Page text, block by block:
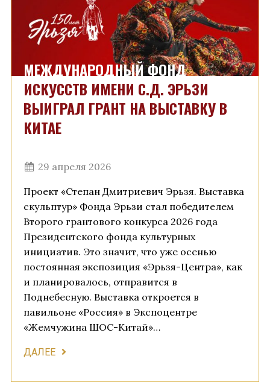
МЕЖДУНАРОДНЫЙ ФОНД
ИСКУССТВ ИМЕНИ С.Д. ЭРЬЗИ
ВЫИГРАЛ ГРАНТ НА ВЫСТАВКУ В
КИТАЕ
29 апреля 2026
Проект «Степан Дмитриевич Эрьзя. Выставка
скульптур» Фонда Эрьзи стал победителем
Второго грантового конкурса 2026 года
Президентского фонда культурных
инициатив. Это значит, что уже осенью
постоянная экспозиция «Эрьзя-Центра», как
и планировалось, отправится в
Поднебесную. Выставка откроется в
павильоне «Россия» в Экспоцентре
«Жемчужина ШОС-Китай»…
ДАЛЕЕ